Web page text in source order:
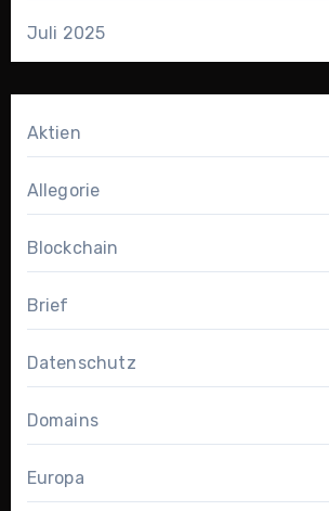
Juli 2025
Aktien
Allegorie
Blockchain
Brief
Datenschutz
Domains
Europa